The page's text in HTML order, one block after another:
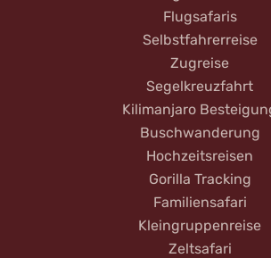
Flugsafaris
Selbstfahrerreise
Zugreise
Segelkreuzfahrt
Kilimanjaro
Buschwanderung
Hochzeitsreisen
Gorilla Tracking
Familiensafari
Kleingruppenreise
Zeltsafari